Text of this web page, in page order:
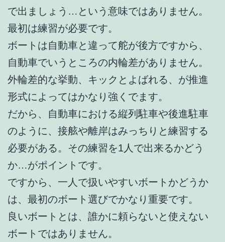
で出ましょう…という意味ではありません。
最初は練習が必要です。
ボートは自動車と違って舵が後方ですから、
自動車でいうところの内輪差がありません。
外輪差的な挙動、キックとよばれる、が推進
形式によってはかなり強くでます。
だから、自動車における縦列駐車や後進駐車
のように、接舷や離岸はみっちりと練習する
必要がある。その練習を1人で出来るかどう
か…がポイントです。
ですから、一人で扱いやすいボートかどうか
は、最初のボート選びでかなり重要です。
良いボートとは、誰かに頼らないと使えない
ボートではありません。